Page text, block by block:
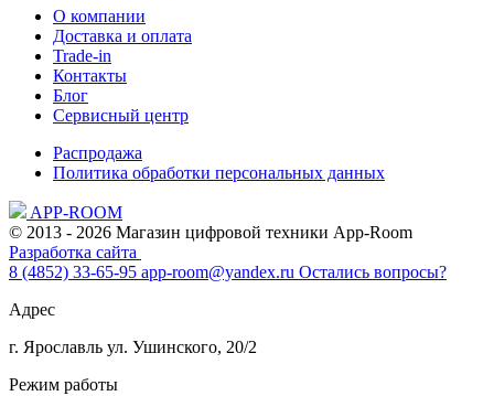
О компании
Доставка и оплата
Trade-in
Контакты
Блог
Сервисный центр
Распродажа
Политика обработки персональных данных
APP-ROOM
© 2013 - 2026 Магазин цифровой техники App-Room
Разработка сайта
8 (4852) 33-65-95 app-room@yandex.ru Остались вопросы?
Адрес
г. Ярославль ул. Ушинского, 20/2
Режим работы